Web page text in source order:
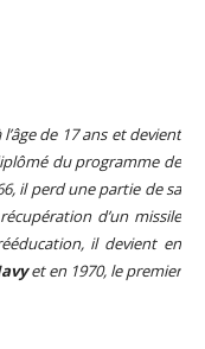
l’âge de 17 ans et devient
du programme de
il perd une partie de sa
d’un missile
il devient en
et en 1970, le premier